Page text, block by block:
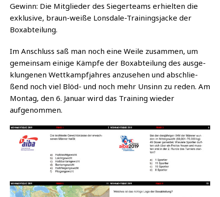
Gewinn: Die Mit­glie­der des Sie­ger­teams erhiel­ten die
exklu­si­ve, braun-wei­ße Lons­da­le-Trai­nings­ja­cke der
Boxabteilung.
Im Anschluss saß man noch eine Wei­le zusam­men, um
gemein­sam eini­ge Kämp­fe der Box­ab­tei­lung des aus­ge­
klun­ge­nen Wett­kampf­jah­res anzu­se­hen und abschlie­
ßend noch viel Blöd- und noch mehr Unsinn zu reden. Am
Mon­tag, den 6. Janu­ar wird das Trai­ning wie­der
aufgenommen.